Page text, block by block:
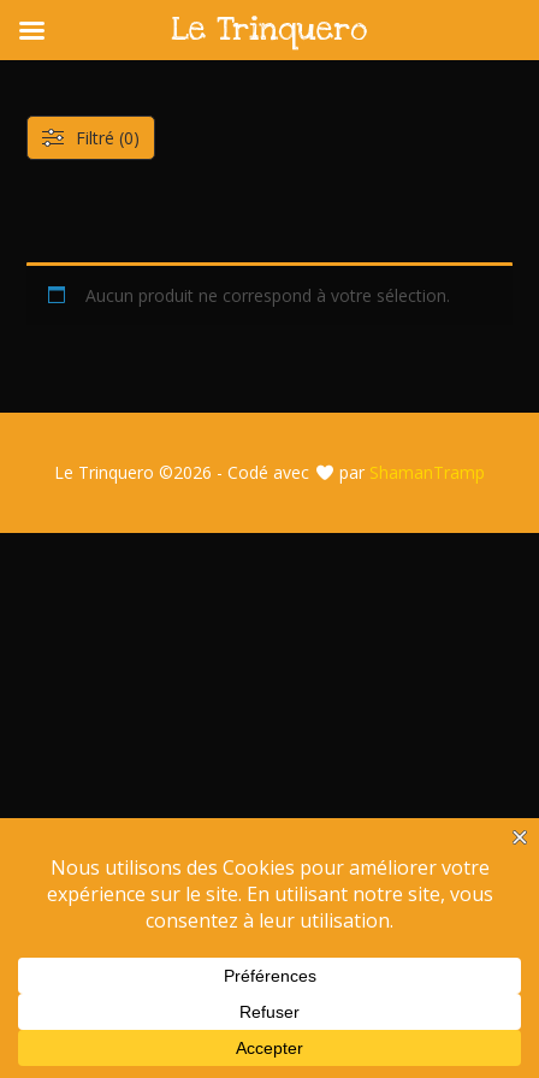
content
Aucun produit ne correspond à votre sélection.
Filtré (0)
Le Trinquero ©2026 - Codé avec par ShamanTramp
Le Trinquero